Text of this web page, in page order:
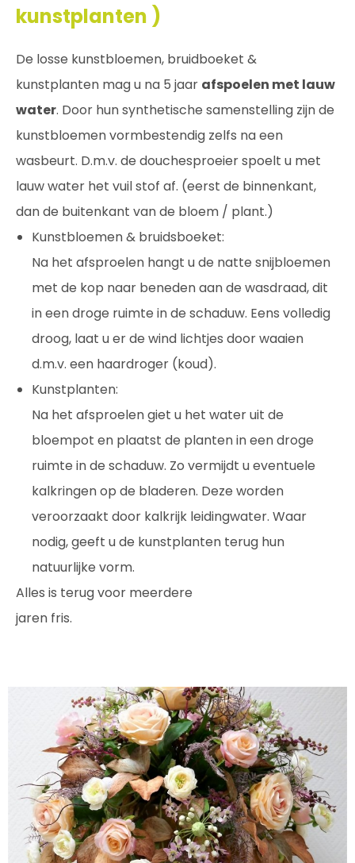
kunstplanten )
De losse kunstbloemen, bruidboeket &
kunstplanten mag u na 5 jaar afspoelen met lauw
water. Door hun synthetische samenstelling zijn de
kunstbloemen vormbestendig zelfs na een
wasbeurt. D.m.v. de douchesproeier spoelt u met
lauw water het vuil stof af. (eerst de binnenkant,
dan de buitenkant van de bloem / plant.)
Kunstbloemen & bruidsboeket:
Na het afsproelen hangt u de natte snijbloemen
met de kop naar beneden aan de wasdraad, dit
in een droge ruimte in de schaduw. Eens volledig
droog, laat u er de wind lichtjes door waaien
d.m.v. een haardroger (koud).
Kunstplanten:
Na het afsproelen giet u het water uit de
bloempot en plaatst de planten in een droge
ruimte in de schaduw. Zo vermijdt u eventuele
kalkringen op de bladeren. Deze worden
veroorzaakt door kalkrijk leidingwater. Waar
nodig, geeft u de kunstplanten terug hun
natuurlijke vorm.
Alles is terug voor meerdere
jaren fris.